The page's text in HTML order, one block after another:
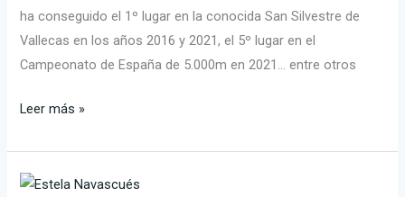
ha conseguido el 1º lugar en la conocida San Silvestre de
Vallecas en los años 2016 y 2021, el 5º lugar en el
Campeonato de España de 5.000m en 2021… entre otros
Leer más »
Estela